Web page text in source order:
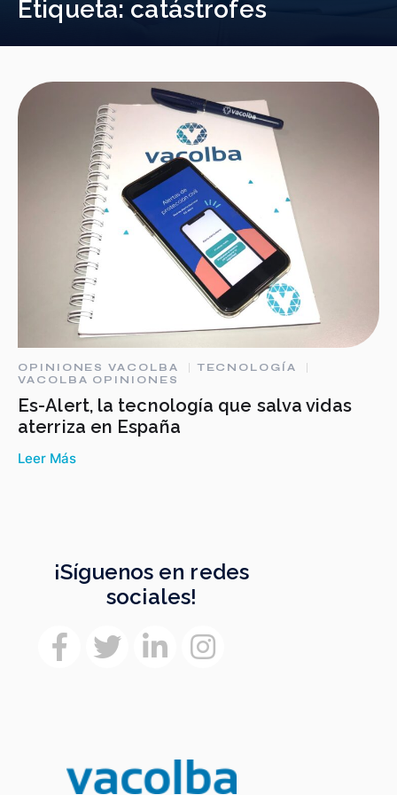
Etiqueta: catástrofes
OPINIONES VACOLBA
TECNOLOGÍA
VACOLBA OPINIONES
Es-Alert, la tecnología que salva vidas
aterriza en España
Leer Más
¡Síguenos en redes
sociales!